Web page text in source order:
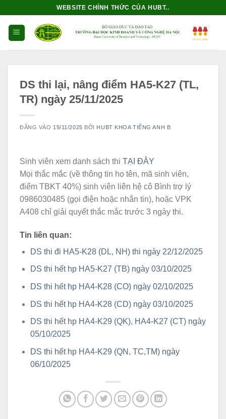
dung
WEBSITE CHÍNH THỨC CỦA HUBT..
DS thi lại, nâng điểm HA5-K27 (TL,
TR) ngày 25/11/2025
ĐĂNG VÀO 15/11/2025 BỞI HUBT KHOA TIẾNG ANH B
Sinh viên xem danh sách thi TẠI ĐÂY
Mọi thắc mắc (về thông tin họ tên, mã sinh viên,
điểm TBKT 40%) sinh viên liên hệ cô Bình trợ lý
0986030485 (gọi điện hoặc nhắn tin), hoặc VPK
A408 chỉ giải quyết thắc mắc trước 3 ngày thi.
Tin liên quan:
DS thi đi HA5-K28 (DL, NH) thi ngày 22/12/2025
DS thi hết hp HA5-K27 (TB) ngày 03/10/2025
DS thi hết hp HA4-K28 (CO) ngày 02/10/2025
DS thi hết hp HA4-K28 (CD) ngày 03/10/2025
DS thi hết hp HA4-K29 (QK), HA4-K27 (CT) ngày
05/10/2025
DS thi hết hp HA4-K29 (QN, TC,TM) ngày
06/10/2025